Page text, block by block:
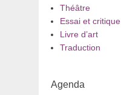
Théâtre
Essai et critique
Livre d’art
Traduction
Agenda